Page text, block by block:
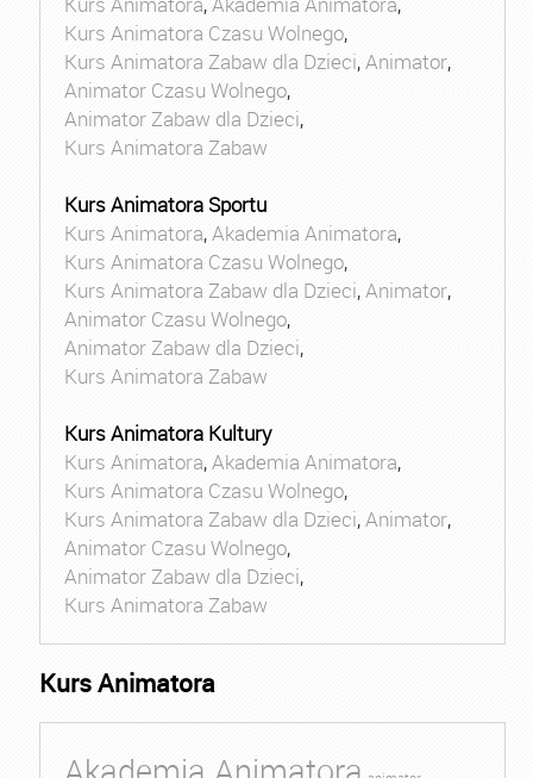
Kurs Animatora Czasu Wolnego,
Kurs Animatora Zabaw dla Dzieci,Animator,
Animator Czasu Wolnego,
Animator Zabaw dla Dzieci,
Kurs Animatora Zabaw
Kurs Animatora Sportu
Kurs Animatora,Akademia Animatora,
Kurs Animatora Czasu Wolnego,
Kurs Animatora Zabaw dla Dzieci,Animator,
Animator Czasu Wolnego,
Animator Zabaw dla Dzieci,
Kurs Animatora Zabaw
Kurs Animatora Kultury
Kurs Animatora,Akademia Animatora,
Kurs Animatora Czasu Wolnego,
Kurs Animatora Zabaw dla Dzieci,Animator,
Animator Czasu Wolnego,
Animator Zabaw dla Dzieci,
Kurs Animatora Zabaw
Kurs Animatora